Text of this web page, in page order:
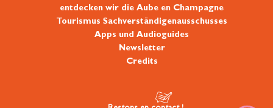
entdecken wir die Aube en Champagne
Tourismus Sachverständigenausschusses
Apps und Audioguides
Newsletter
Credits